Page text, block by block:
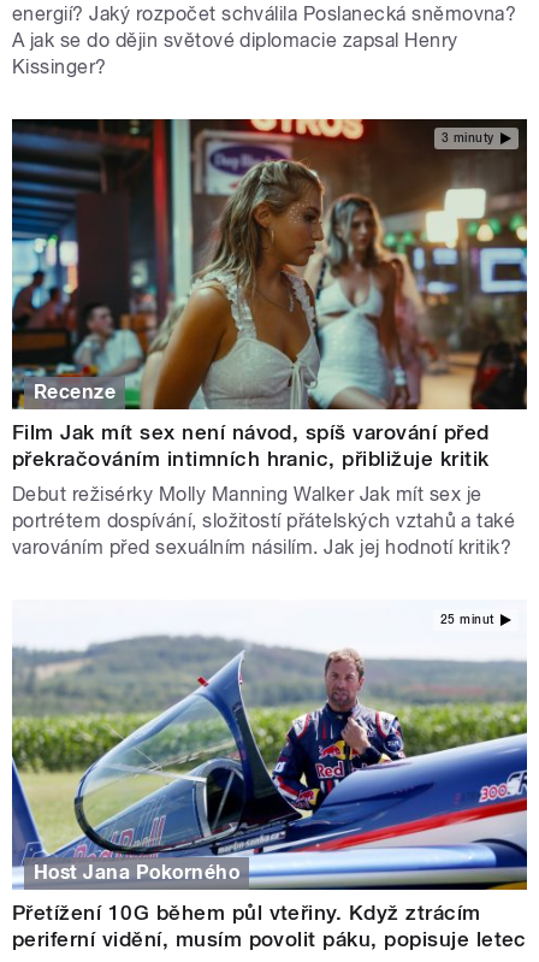
energií? Jaký rozpočet schválila Poslanecká sněmovna?
A jak se do dějin světové diplomacie zapsal Henry
Kissinger?
3 minuty
Recenze
Film Jak mít sex není návod, spíš varování před
překračováním intimních hranic, přibližuje kritik
Debut režisérky Molly Manning Walker Jak mít sex je
portrétem dospívání, složitostí přátelských vztahů a také
varováním před sexuálním násilím. Jak jej hodnotí kritik?
25 minut
Host Jana Pokorného
Přetížení 10G během půl vteřiny. Když ztrácím
periferní vidění, musím povolit páku, popisuje letec